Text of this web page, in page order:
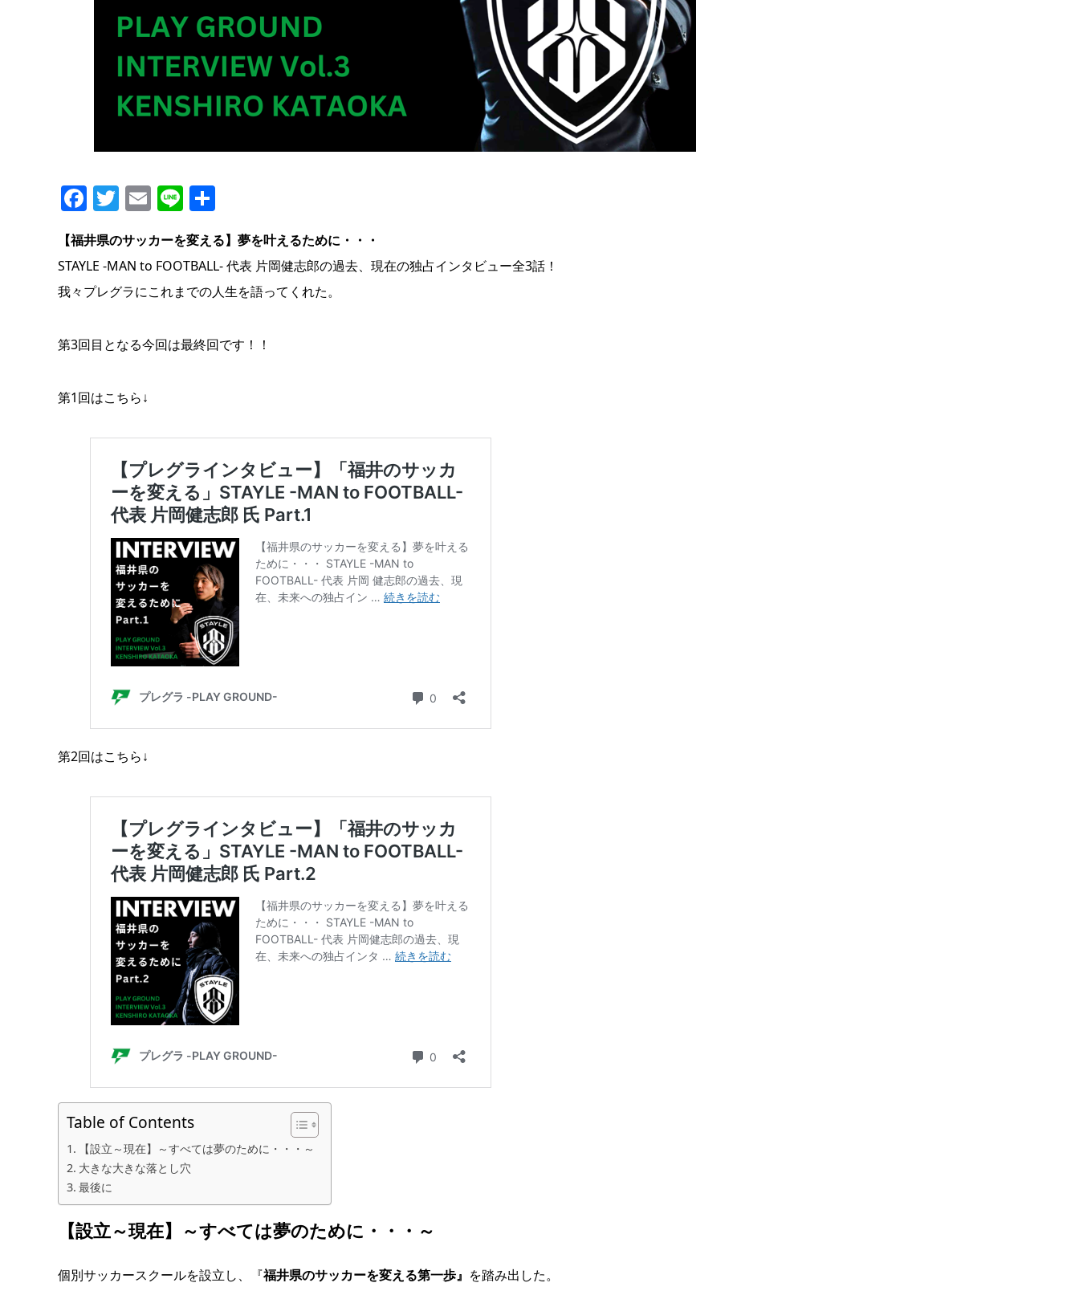
Facebook
Twitter
Email
Line
【福井県のサッカーを変える】夢を叶えるために・・・
STAYLE -MAN to FOOTBALL- 代表 片岡健志郎の過去、現在の独占インタビュー全3話！
我々プレグラにこれまでの人生を語ってくれた。
第3回目となる今回は最終回です！！
第1回はこちら↓
第2回はこちら↓
Table of Contents
【設立～現在】～すべては夢のために・・・～
大きな大きな落とし穴
最後に
【設立～現在】～すべては夢のために・・・～
個別サッカースクールを設立し、『福井県のサッカーを変える第一歩』 を踏み出した。